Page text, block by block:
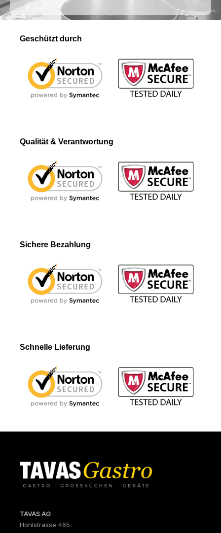
Geschützt durch
Qualität & Verantwortung
Sichere Bezahlung
Schnelle Lieferung
TAVAS AG
Hohlstrasse 465